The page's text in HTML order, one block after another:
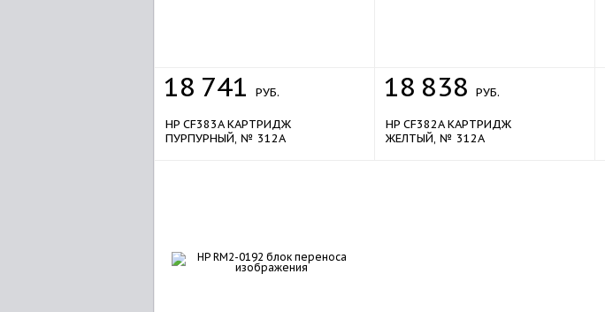
18 741 РУБ.
HP CF383A КАРТРИДЖ
ПУРПУРНЫЙ, № 312A
18 838 РУБ.
HP CF382A КАРТРИДЖ
ЖЕЛТЫЙ, № 312A